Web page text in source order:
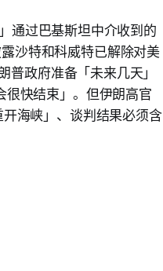
通过巴基斯坦中介收到的
沙特和科威特已解除对美
政府准备「未来几天」
快结束」。但伊朗高官
海峡」、谈判结果必须含